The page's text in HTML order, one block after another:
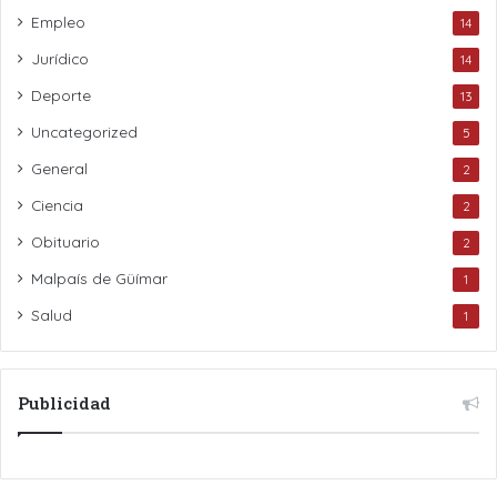
Empleo 14
Jurídico 14
Deporte 13
Uncategorized 5
General 2
Ciencia 2
Obituario 2
Malpaís de Güímar 1
Salud 1
Publicidad